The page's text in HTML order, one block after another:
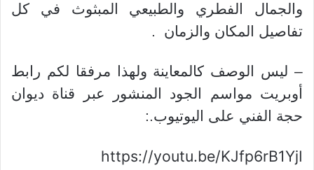
والجمال الفطري والطبيعي المبثوث في كل
تفاصيل المكان والزمان
.
– ليس الوصف كالمعاينة ولهذا مرفقا لكم رابط
أوبريت مواسم الجود المنشور عبر قناة ديوان
حجة الفني على اليوتيوب.:
https://youtu.be/KJfp6rB1YjI